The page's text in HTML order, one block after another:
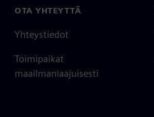
OTA YHTEYTTÄ
Yhteystiedot
Toimipaikat
maailmanlaajuisesti